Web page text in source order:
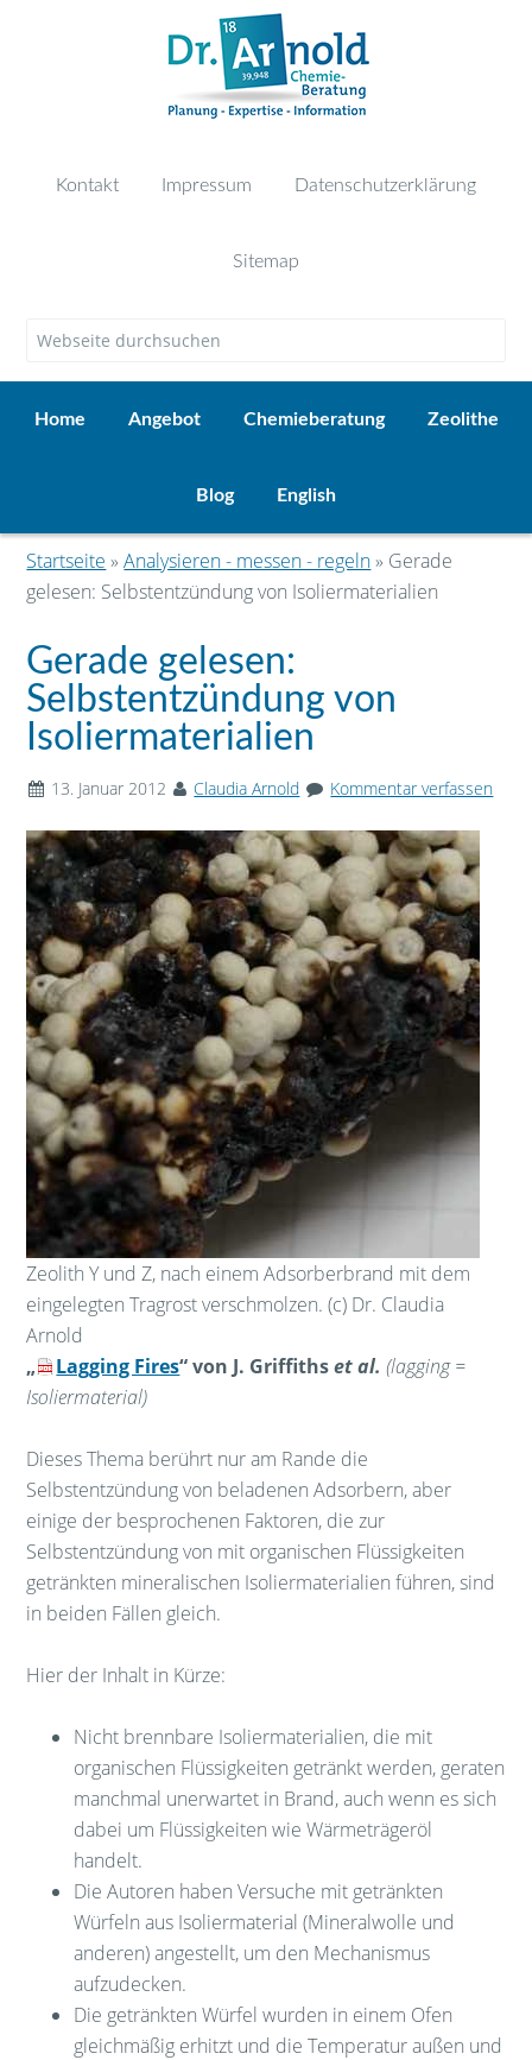
Kontakt Impressum Datenschutzerklärung
Sitemap
Home Angebot Chemieberatung Zeolithe
Blog English
Startseite »Analysieren - messen - regeln» Gerade
gelesen: Selbstentzündung von Isoliermaterialien
Gerade gelesen:
Selbstentzündung von
Isoliermaterialien
13. Januar 2012 Claudia Arnold Kommentar verfassen
Zeolith Y und Z, nach einem Adsorberbrand mit dem
eingelegten Tragrost verschmolzen. (c) Dr. Claudia
Arnold
„
Lagging Fires“ von J. Griffithset al. (lagging =
Isoliermaterial)
Dieses Thema berührt nur am Rande die
Selbstentzündung von beladenen Adsorbern, aber
einige der besprochenen Faktoren, die zur
Selbstentzündung von mit organischen Flüssigkeiten
getränkten mineralischen Isoliermaterialien führen, sind
in beiden Fällen gleich.
Hier der Inhalt in Kürze:
Nicht brennbare Isoliermaterialien, die mit
organischen Flüssigkeiten getränkt werden, geraten
manchmal unerwartet in Brand, auch wenn es sich
dabei um Flüssigkeiten wie Wärmeträgeröl
handelt.
Die Autoren haben Versuche mit getränkten
Würfeln aus Isoliermaterial (Mineralwolle und
anderen) angestellt, um den Mechanismus
aufzudecken.
Die getränkten Würfel wurden in einem Ofen
gleichmäßig erhitzt und die Temperatur außen und